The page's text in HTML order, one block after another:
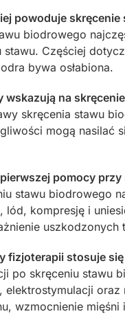
powoduje
biodrowego
stawu. Częściej
bywa osłabiona.
wskazują na
skręcenia stawu
mogą nasilać
pomocy przy
stawu biodrowego
lód, kompresję i
uszkodzonych
fizjoterapii stosuje
po skręceniu stawu
elektrostymulacji oraz
wzmocnienie